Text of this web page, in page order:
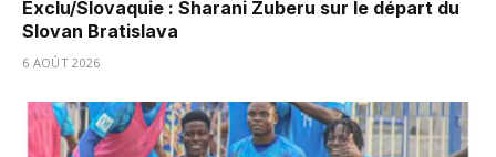
Exclu/Slovaquie : Sharani Zuberu sur le départ du
Slovan Bratislava
6 AOÛT 2026